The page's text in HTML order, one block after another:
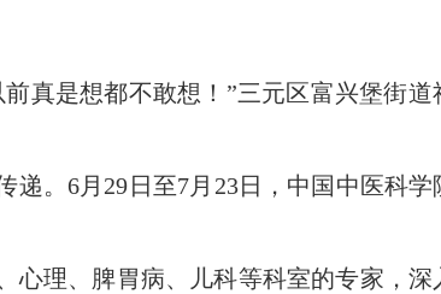
是想都不敢想！”三元区富兴堡街道
。6月29日至7月23日，中国中医科学
理、脾胃病、儿科等科室的专家，深